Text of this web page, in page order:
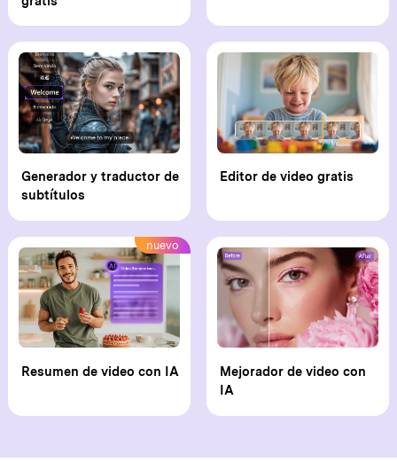
Generador y traductor de
subtítulos
Editor de video gratis
Resumen de video con IA
nuevo
Mejorador de video con
IA